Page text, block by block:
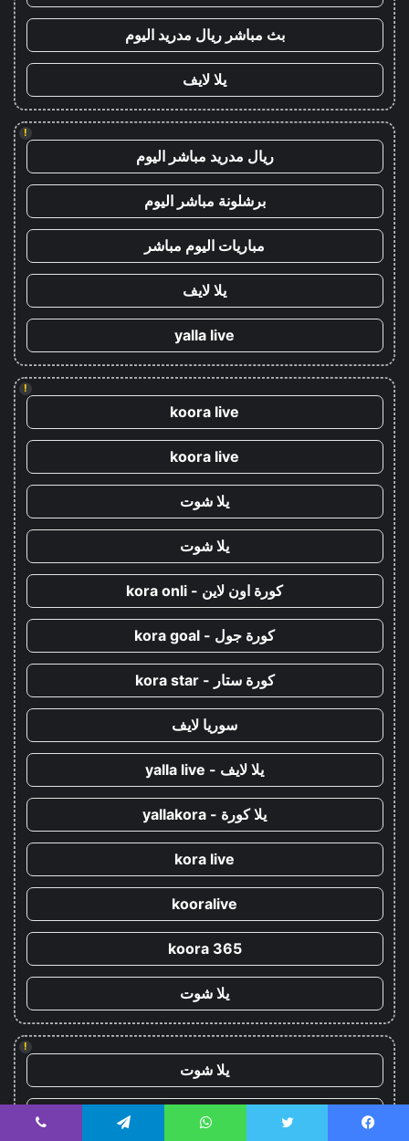
بث مباشر ريال مدريد اليوم
يلا لايف
!
ريال مدريد مباشر اليوم
برشلونة مباشر اليوم
مباريات اليوم مباشر
يلا لايف
yalla live
!
koora live
koora live
يلا شوت
يلا شوت
كورة اون لاين - kora onli
كورة جول - kora goal
كورة ستار - kora star
سوريا لايف
يلا لايف - yalla live
يلا كورة - yallakora
kora live
kooralive
koora 365
يلا شوت
!
يلا شوت
كورة ستار - koora-star